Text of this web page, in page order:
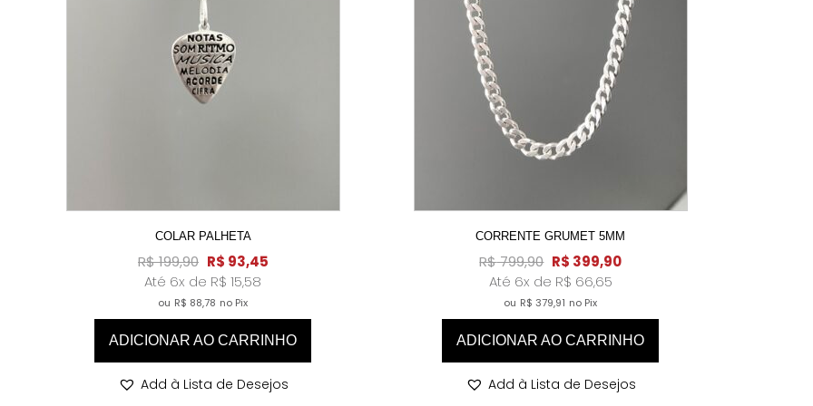
COLAR PALHETA
R$199,90 R$ 93,45
Até 6x de R$ 15,58
ou R$ 88,78 no Pix
ADICIONAR AO CARRINHO
Add à Lista de Desejos
CORRENTE GRUMET 5MM
R$799,90 R$ 399,90
Até 6x de R$ 66,65
ou R$ 379,91 no Pix
ADICIONAR AO CARRINHO
Add à Lista de Desejos